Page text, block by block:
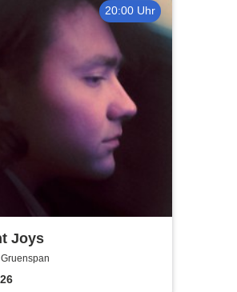
20:00 Uhr
Joys